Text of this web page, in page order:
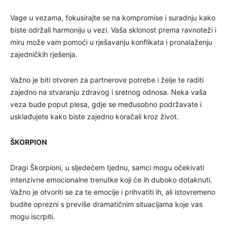
Vage u vezama, fokusirajte se na kompromise i suradnju kako
biste održali harmoniju u vezi. Vaša sklonost prema ravnoteži i
miru može vam pomoći u rješavanju konflikata i pronalaženju
zajedničkih rješenja.
Važno je biti otvoren za partnerove potrebe i želje te raditi
zajedno na stvaranju zdravog i sretnog odnosa. Neka vaša
veza bude poput plesa, gdje se međusobno podržavate i
usklađujete kako biste zajedno koračali kroz život.
ŠKORPION
Dragi Škorpioni, u sljedećem tjednu, samci mogu očekivati
intenzivne emocionalne trenutke koji će ih duboko dotaknuti.
Važno je otvoriti se za te emocije i prihvatiti ih, ali istovremeno
budite oprezni s previše dramatičnim situacijama koje vas
mogu iscrpiti.